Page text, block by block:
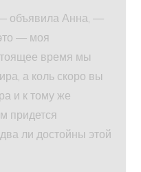
объявила Анна, —
— моя
время мы
а коль скоро вы
и к тому же
придется
ли достойны этой